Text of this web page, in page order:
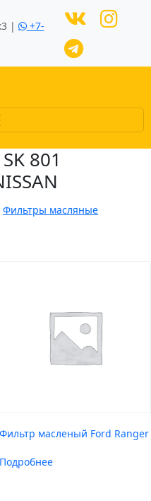
|
+7-
801
Фильтры масляные
Фильтр масленый Ford Ranger
Подробнее